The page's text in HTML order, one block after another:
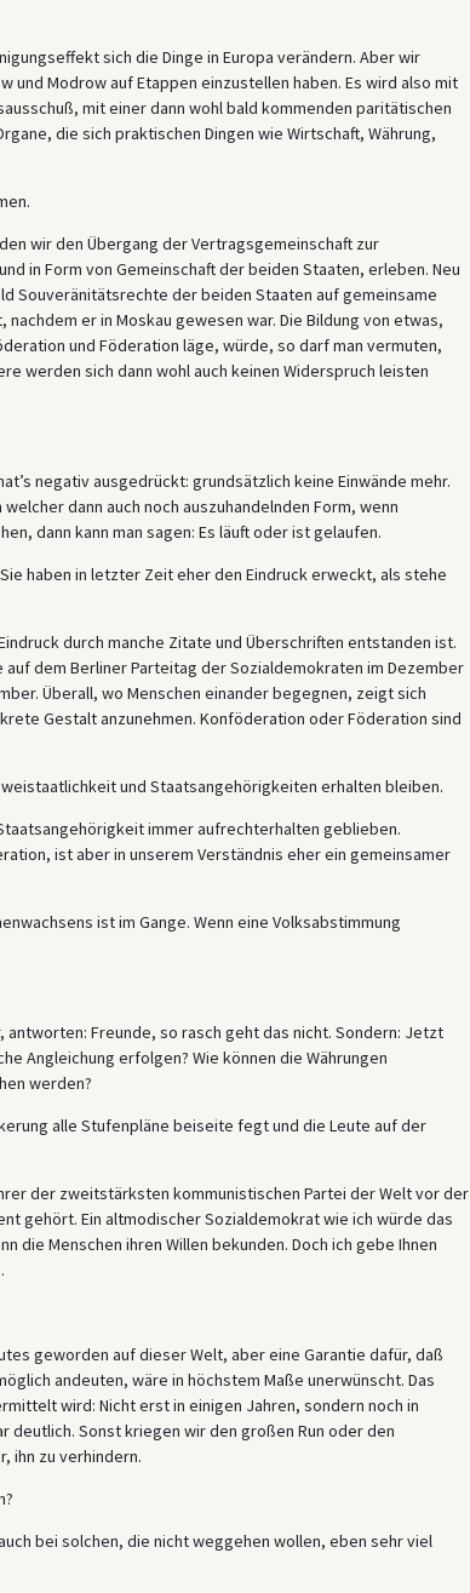
sich die Dinge in Europa verändern. Aber wir
und Modrow auf Etappen einzustellen haben. Es wird also mit
mit einer dann wohl bald kommenden paritätischen
die sich praktischen Dingen wie Wirtschaft, Währung,
wir den Übergang der Vertragsgemeinschaft zur
in Form von Gemeinschaft der beiden Staaten, erleben. Neu
Souveränitätsrechte der beiden Staaten auf gemeinsame
er in Moskau gewesen war. Die Bildung von etwas,
und Föderation läge, würde, so darf man vermuten,
werden sich dann wohl auch keinen Widerspruch leisten
negativ ausgedrückt: grundsätzlich keine Einwände mehr.
dann auch noch auszuhandelnden Form, wenn
dann kann man sagen: Es läuft oder ist gelaufen.
haben in letzter Zeit eher den Eindruck erweckt, als stehe
durch manche Zitate und Überschriften entstanden ist.
dem Berliner Parteitag der Sozialdemokraten im Dezember
Überall, wo Menschen einander begegnen, zeigt sich
Gestalt anzunehmen. Konföderation oder Föderation sind
und Staatsangehörigkeiten erhalten bleiben.
immer aufrechterhalten geblieben.
ist aber in unserem Verständnis eher ein gemeinsamer
ist im Gange. Wenn eine Volksabstimmung
antworten: Freunde, so rasch geht das nicht. Sondern: Jetzt
Angleichung erfolgen? Wie können die Währungen
werden?
alle Stufenpläne beiseite fegt und die Leute auf der
der zweitstärksten kommunistischen Partei der Welt vor der
gehört. Ein altmodischer Sozialdemokrat wie ich würde das
die Menschen ihren Willen bekunden. Doch ich gebe Ihnen
geworden auf dieser Welt, aber eine Garantie dafür, daß
andeuten, wäre in höchstem Maße unerwünscht. Das
wird: Nicht erst in einigen Jahren, sondern noch in
deutlich. Sonst kriegen wir den großen Run oder den
ihn zu verhindern.
bei solchen, die nicht weggehen wollen, eben sehr viel